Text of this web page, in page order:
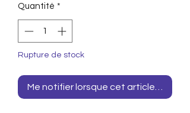
Quantité *
Rupture de stock
Me notifier lorsque cet article est